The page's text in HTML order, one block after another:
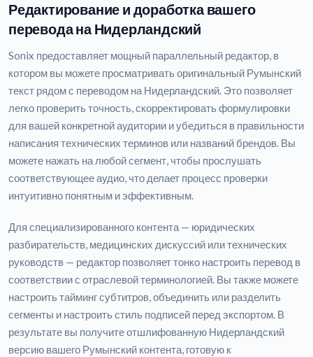
Редактирование и доработка вашего
перевода на Нидерландский
Sonix предоставляет мощный параллельный редактор, в
котором вы можете просматривать оригинальный Румынский
текст рядом с переводом на Нидерландский. Это позволяет
легко проверить точность, скорректировать формулировки
для вашей конкретной аудитории и убедиться в правильности
написания технических терминов или названий брендов. Вы
можете нажать на любой сегмент, чтобы прослушать
соответствующее аудио, что делает процесс проверки
интуитивно понятным и эффективным.
Для специализированного контента — юридических
разбирательств, медицинских дискуссий или технических
руководств — редактор позволяет тонко настроить перевод в
соответствии с отраслевой терминологией. Вы также можете
настроить тайминг субтитров, объединить или разделить
сегменты и настроить стиль подписей перед экспортом. В
результате вы получите отшлифованную Нидерландский
версию вашего Румынский контента, готовую к